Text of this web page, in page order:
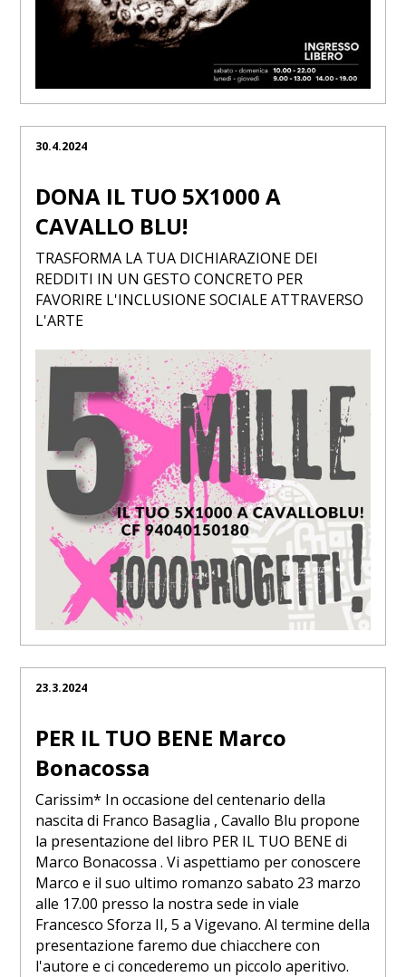
30.4.2024
DONA IL TUO 5X1000 A
CAVALLO BLU!
TRASFORMA LA TUA DICHIARAZIONE DEI
REDDITI IN UN GESTO CONCRETO PER
FAVORIRE L'INCLUSIONE SOCIALE ATTRAVERSO
L'ARTE
23.3.2024
PER IL TUO BENE Marco
Bonacossa
Carissim* In occasione del centenario della
nascita di Franco Basaglia , Cavallo Blu propone
la presentazione del libro PER IL TUO BENE di
Marco Bonacossa . Vi aspettiamo per conoscere
Marco e il suo ultimo romanzo sabato 23 marzo
alle 17.00 presso la nostra sede in viale
Francesco Sforza II, 5 a Vigevano. Al termine della
presentazione faremo due chiacchere con
l'autore e ci concederemo un piccolo aperitivo.